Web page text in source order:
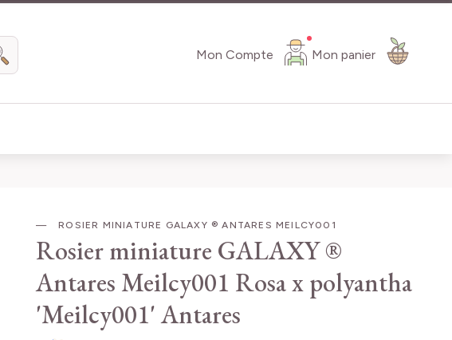
Mon Compte Mon panier
Chercher
ROSIER MINIATURE GALAXY ® ANTARES MEILCY001
Rosier miniature GALAXY ®
Antares Meilcy001 Rosa x polyantha
'Meilcy001' Antares